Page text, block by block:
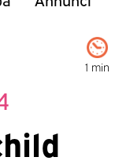
1 min